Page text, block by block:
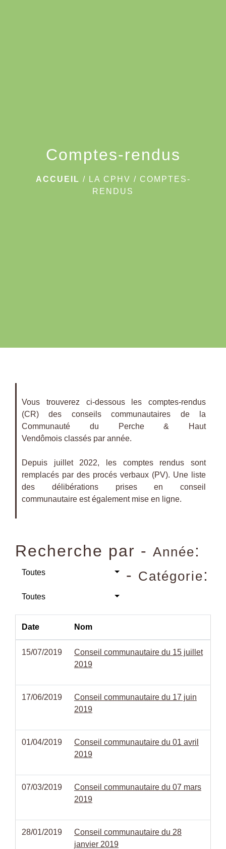
Comptes-rendus
ACCUEIL / LA CPHV / COMPTES-
RENDUS
Vous trouverez ci-dessous les comptes-rendus
(CR) des conseils communautaires de la
Communauté du Perche & Haut
Vendômois classés par année.
Depuis juillet 2022, les comptes rendus sont
remplacés par des procés verbaux (PV). Une liste
des délibérations prises en conseil
communautaire est également mise en ligne.
Recherche par - Année:
Toutes - Catégorie:
Toutes
Date Nom
15/07/2019
Conseil communautaire du 15 juillet
2019
17/06/2019
Conseil communautaire du 17 juin
2019
01/04/2019
Conseil communautaire du 01 avril
2019
07/03/2019
Conseil communautaire du 07 mars
2019
28/01/2019
Conseil communautaire du 28
janvier 2019